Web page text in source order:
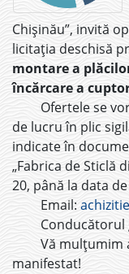
Chișinău”, invită
licitația deschisă
montare a
încărcare a
Ofertele se
de lucru în plic
indicate în
„Fabrica de Sticlă
20, până la data
Email:
Vă mulțumim
manifestat!